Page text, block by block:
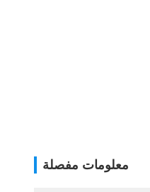
معلومات مفصلة